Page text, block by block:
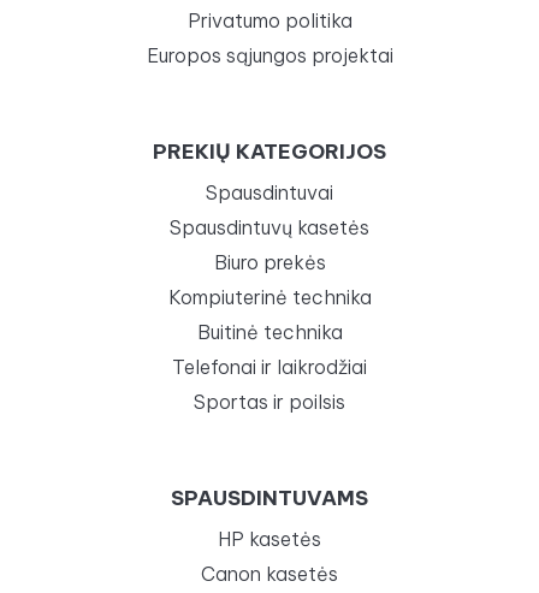
Privatumo politika
Europos sąjungos projektai
PREKIŲ KATEGORIJOS
Spausdintuvai
Spausdintuvų kasetės
Biuro prekės
Kompiuterinė technika
Buitinė technika
Telefonai ir laikrodžiai
Sportas ir poilsis
SPAUSDINTUVAMS
HP kasetės
Canon kasetės